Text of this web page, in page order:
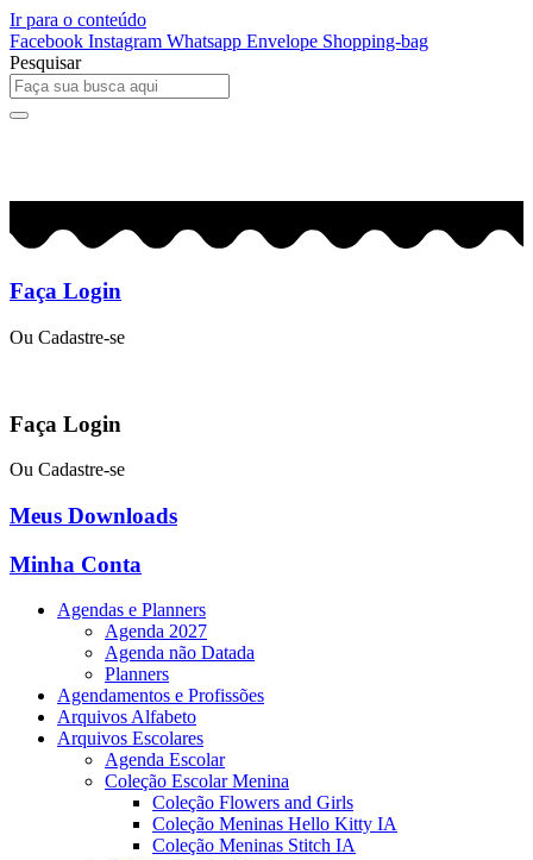
Ir para o conteúdo
Facebook Instagram Whatsapp Envelope Shopping-bag
Pesquisar
Faça Login
Ou Cadastre-se
Faça Login
Ou Cadastre-se
Meus Downloads
Minha Conta
Agendas e Planners
Agenda 2027
Agenda não Datada
Planners
Agendamentos e Profissões
Arquivos Alfabeto
Arquivos Escolares
Agenda Escolar
Coleção Escolar Menina
Coleção Flowers and Girls
Coleção Meninas Hello Kitty IA
Coleção Meninas Stitch IA